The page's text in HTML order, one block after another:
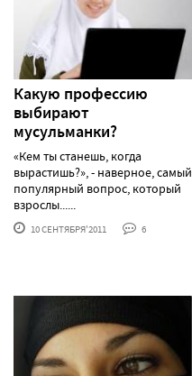
Какую профессию
выбирают
мусульманки?
«Кем ты станешь, когда
вырастишь?», - наверное, самый
популярный вопрос, который
взрослы......
10 СЕНТЯБРЯ'2011 6